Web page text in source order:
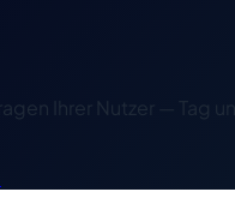
Ihrer Nutzer — Tag